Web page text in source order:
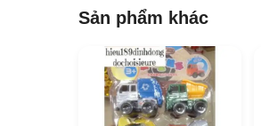
Sản phẩm khác